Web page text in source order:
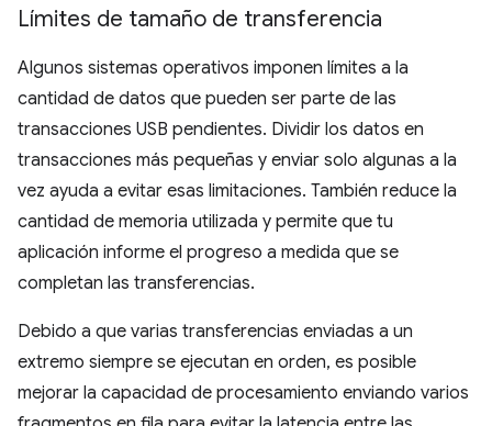
Límites de tamaño de transferencia
Algunos sistemas operativos imponen límites a la
cantidad de datos que pueden ser parte de las
transacciones USB pendientes. Dividir los datos en
transacciones más pequeñas y enviar solo algunas a la
vez ayuda a evitar esas limitaciones. También reduce la
cantidad de memoria utilizada y permite que tu
aplicación informe el progreso a medida que se
completan las transferencias.
Debido a que varias transferencias enviadas a un
extremo siempre se ejecutan en orden, es posible
mejorar la capacidad de procesamiento enviando varios